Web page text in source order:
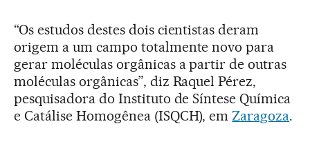
“Os estudos destes dois cientistas deram
origem a um campo totalmente novo para
gerar moléculas orgânicas a partir de outras
moléculas orgânicas”, diz Raquel Pérez,
pesquisadora do Instituto de Síntese Química
e Catálise Homogênea (ISQCH), emZaragoza.